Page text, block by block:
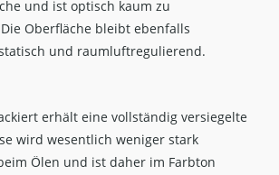
und ist optisch kaum zu
Oberfläche bleibt ebenfalls
und raumluftregulierend.
erhält eine vollständig versiegelte
wird wesentlich weniger stark
Ölen und ist daher im Farbton